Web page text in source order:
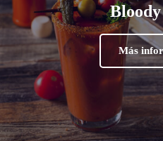
Más